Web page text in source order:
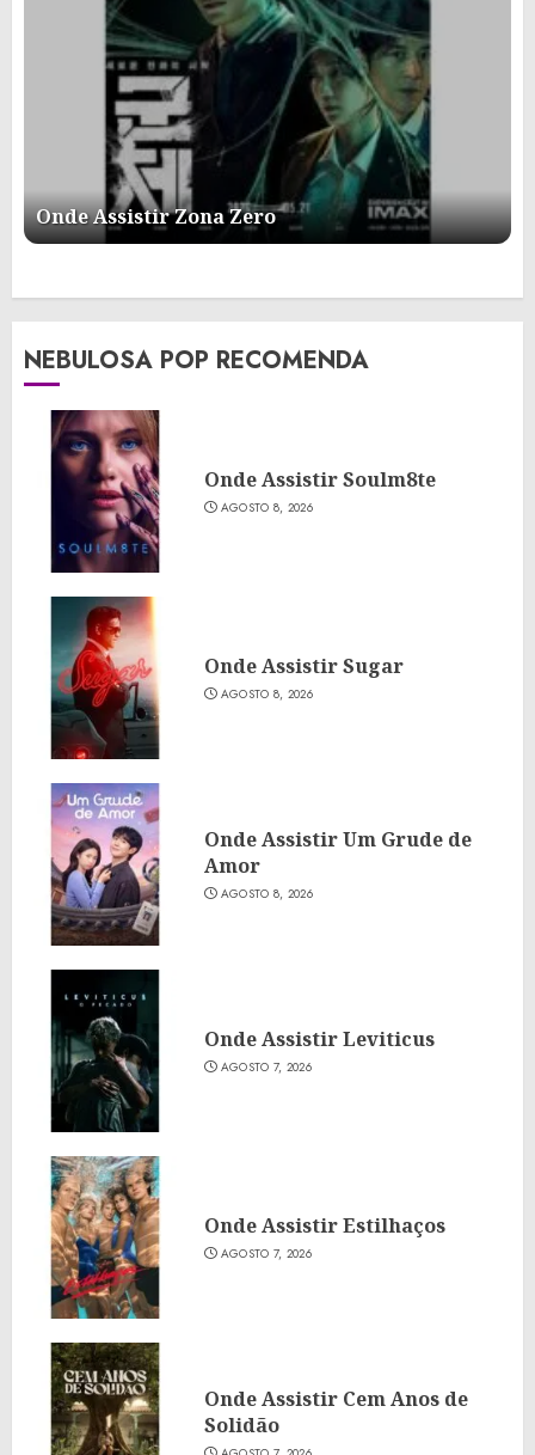
Onde Assistir Zona Zero
NEBULOSA POP RECOMENDA
Onde Assistir Soulm8te
AGOSTO 8, 2026
Onde Assistir Sugar
AGOSTO 8, 2026
Onde Assistir Um Grude de
Amor
AGOSTO 8, 2026
Onde Assistir Leviticus
AGOSTO 7, 2026
Onde Assistir Estilhaços
AGOSTO 7, 2026
Onde Assistir Cem Anos de
Solidão